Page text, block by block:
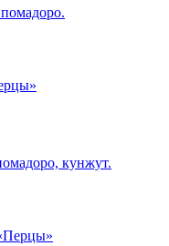
кунжут.